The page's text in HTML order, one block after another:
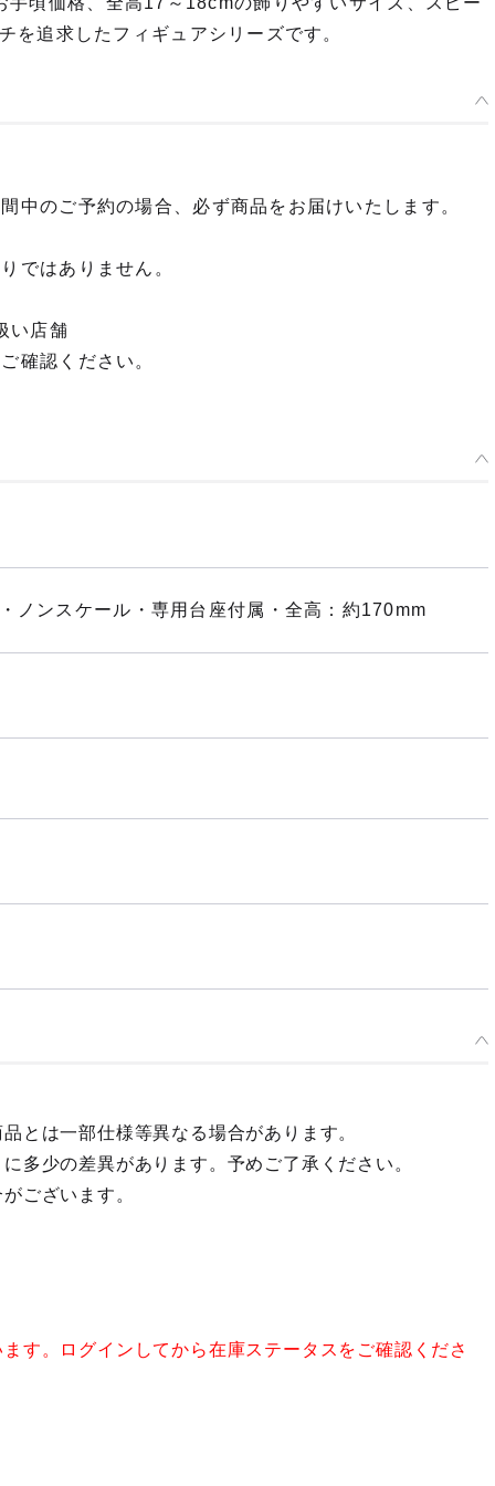
を追求したフィギュアシリーズです。
中のご予約の場合、必ず商品をお届けいたします。
ではありません。
い店舗
確認ください。
ノンスケール・専用台座付属・全高：約170mm
とは一部仕様等異なる場合があります。
多少の差異があります。予めご了承ください。
ございます。
す。ログインしてから在庫ステータスをご確認くださ